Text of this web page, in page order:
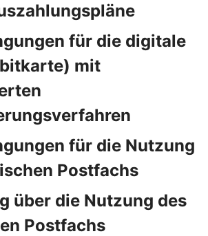
für die digitale
mit
für die Nutzung
Postfachs
über die Nutzung des
Postfachs